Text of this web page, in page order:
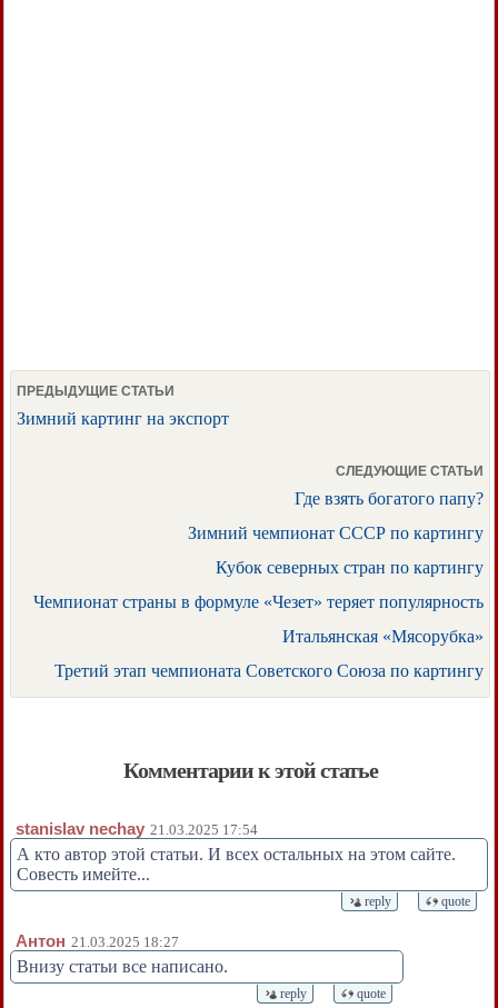
ПРЕДЫДУЩИЕ СТАТЬИ
Зимний картинг на экспорт
СЛЕДУЮЩИЕ СТАТЬИ
Где взять богатого папу?
Зимний чемпионат СССР по картингу
Кубок северных стран по картингу
Чемпионат страны в формуле «Чезет» теряет популярность
Итальянская «Мясорубка»
Третий этап чемпионата Советского Союза по картингу
Комментарии к этой статье
stanislav nechay 21.03.2025 17:54
А кто автор этой статьи. И всех остальных на этом сайте.
Совесть имейте...
reply quote
Антон 21.03.2025 18:27
Внизу статьи все написано.
reply quote